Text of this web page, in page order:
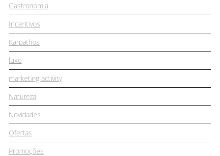
Gastronomia
Incentivos
Karpathos
luxo
marketing activity
Natureza
Novidades
Ofertas
Promoções